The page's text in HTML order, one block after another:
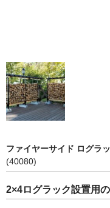
ファイヤーサイド ログラ
(40080)
2×4ログラック設置用